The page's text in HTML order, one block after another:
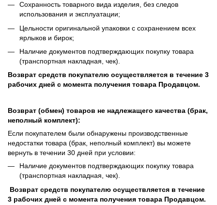
Сохранность товарного вида изделия, без следов
использования и эксплуатации;
Цельности оригинальной упаковки с сохранением всех
ярлыков и бирок;
Наличие документов подтверждающих покупку товара
(транспортная накладная, чек).
Возврат средств покупателю осуществляется в течение 3
рабочих дней с момента получения товара Продавцом.
Возврат (обмен) товаров не надлежащего качества (брак,
неполный комплект):
Если покупателем были обнаружены производственные
недостатки товара (брак, неполный комплект) вы можете
вернуть в течении 30 дней при условии:
Наличие документов подтверждающих покупку товара
(транспортная накладная, чек).
Возврат средств покупателю осуществляется в течение
3 рабочих дней с момента получения товара Продавцом.